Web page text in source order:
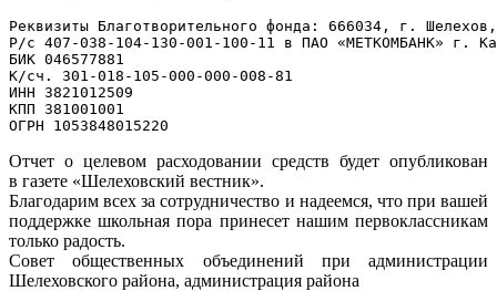
Реквизиты Благотворительного фонда: 666034, г.
Р/с 407-038-104-130-001-100-11 в ПАО «МЕТКОМБАНК» г.
БИК 046577881
К/сч. 301-018-105-000-000-008-81
ИНН 3821012509
КПП 381001001
Отчет о целевом расходовании средств будет опубликован
в газете «Шелеховский вестник».
Благодарим всех за сотрудничество и надеемся, что при вашей
поддержке школьная пора принесет нашим первоклассникам
только радость.
Совет общественных объединений при администрации
Шелеховского района, администрация района